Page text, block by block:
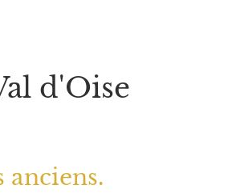
d'Oise
anciens.